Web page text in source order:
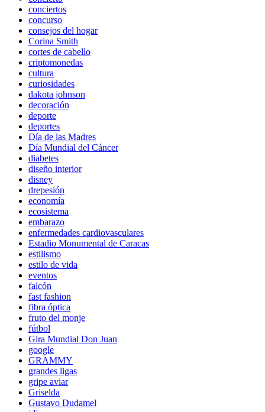
conciertos
concurso
consejos del hogar
Corina Smith
cortes de cabello
criptomonedas
cultura
curiosidades
dakota johnson
decoración
deporte
deportes
Día de las Madres
Día Mundial del Cáncer
diabetes
diseño interior
disney
drepesión
economía
ecosistema
embarazo
enfermedades cardiovasculares
Estadio Monumental de Caracas
estilismo
estilo de vida
eventos
falcón
fast fashion
fibra óptica
fruto del monje
fútbol
Gira Mundial Don Juan
google
GRAMMY
grandes ligas
gripe aviar
Griselda
Gustavo Dudamel